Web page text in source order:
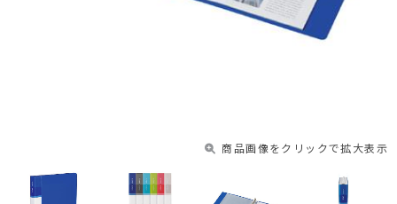
商品画像をクリックで拡大表示